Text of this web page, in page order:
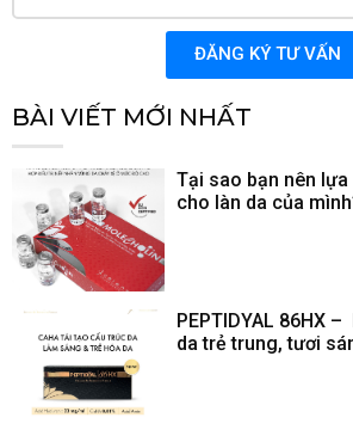
ĐĂNG KÝ TƯ VẤN
BÀI VIẾT MỚI NHẤT
Tại sao bạn nên lựa
cho làn da của
PEPTIDYAL 86HX
da trẻ trung, tươi